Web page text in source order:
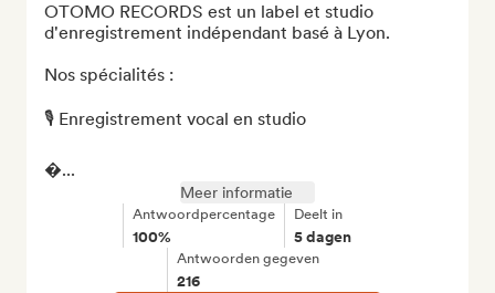
OTOMO RECORDS est un label et studio
d'enregistrement indépendant basé à Lyon.
Nos spécialités :
🎙️ Enregistrement vocal en studio
�...
Meer informatie
Antwoordpercentage
100%
Deelt in
5 dagen
Antwoorden gegeven
216